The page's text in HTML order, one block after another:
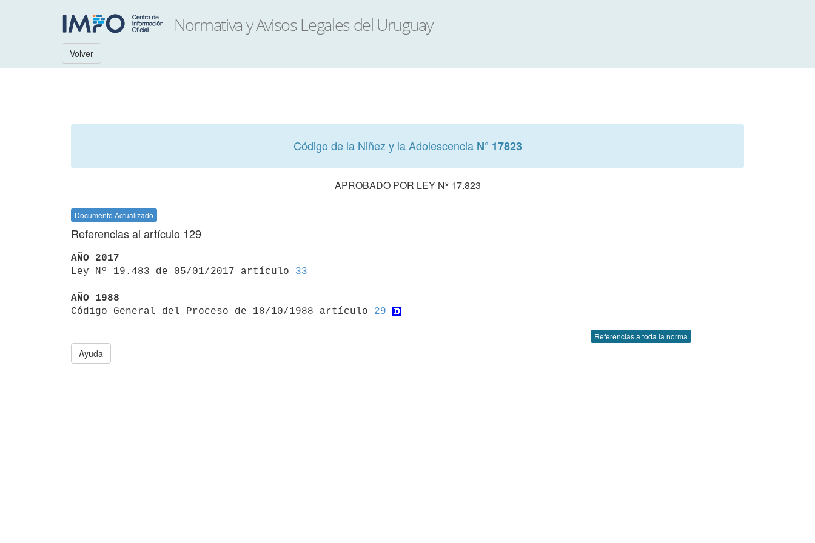
Volver
Código de la Niñez y la Adolescencia N° 17823
APROBADO POR LEY Nº 17.823
Documento Actualizado
Referencias al artículo 129
AÑO 2017
Ley Nº 19.483 de 05/01/2017 artículo 33
AÑO 1988
Código General del Proceso de 18/10/1988 artículo 29
Referencias a toda la norma
Ayuda